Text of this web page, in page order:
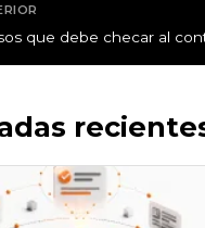
que debe checar al